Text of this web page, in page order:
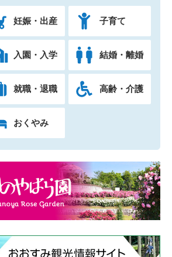
妊娠・出産 子育て
入園・入学 結婚・離婚
就職・退職 高齢・介護
おくやみ